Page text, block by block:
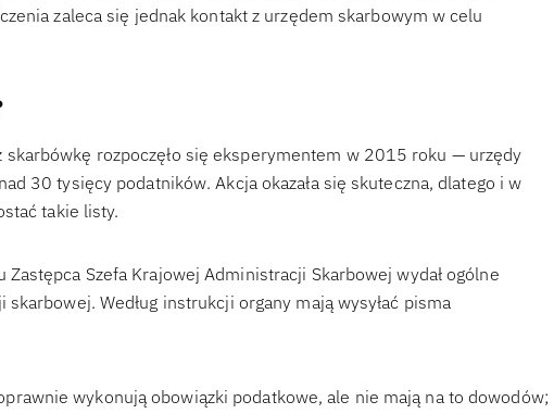
zaleca się jednak kontakt z urzędem skarbowym w celu
skarbówkę rozpoczęło się eksperymentem w 2015 roku — urzędy
30 tysięcy podatników. Akcja okazała się skuteczna, dlatego i w
takie listy.
Szefa Krajowej Administracji Skarbowej wydał ogólne
Według instrukcji organy mają wysyłać pisma
wykonują obowiązki podatkowe, ale nie mają na to dowodów;